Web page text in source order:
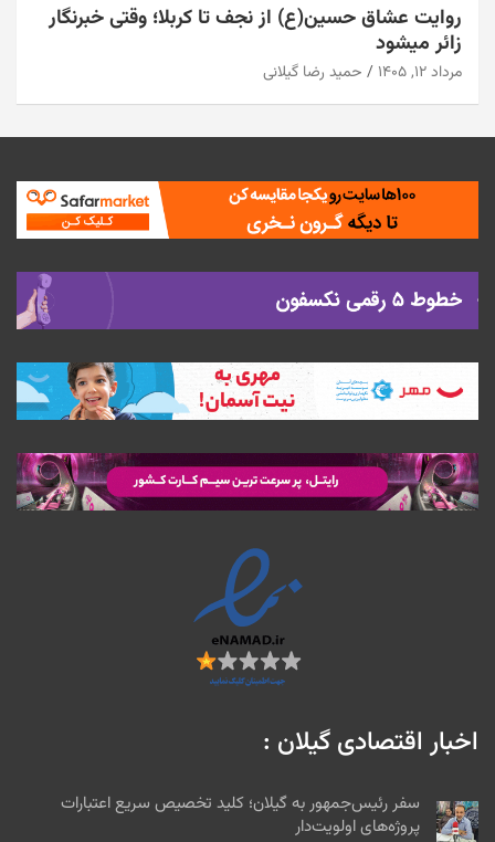
روایت عشاق حسین(ع) از نجف تا کربلا؛ وقتی خبرنگار
زائر میشود
مرداد ۱۲, ۱۴۰۵ حمید رضا گیلانی
اخبار اقتصادی گیلان :
سفر رئیس‌جمهور به گیلان؛ کلید تخصیص سریع اعتبارات
پروژه‌های اولویت‌دار